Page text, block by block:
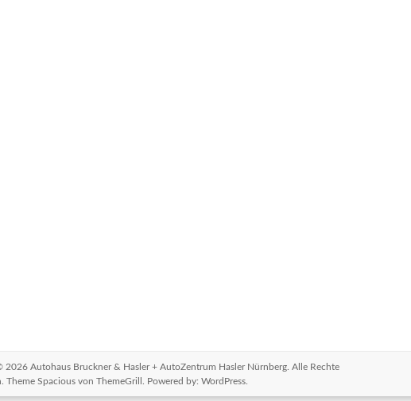
2026 Autohaus Bruckner & Hasler + AutoZentrum Hasler Nürnberg . Alle Rechte
Theme Spacious von ThemeGrill. Powered by: WordPress